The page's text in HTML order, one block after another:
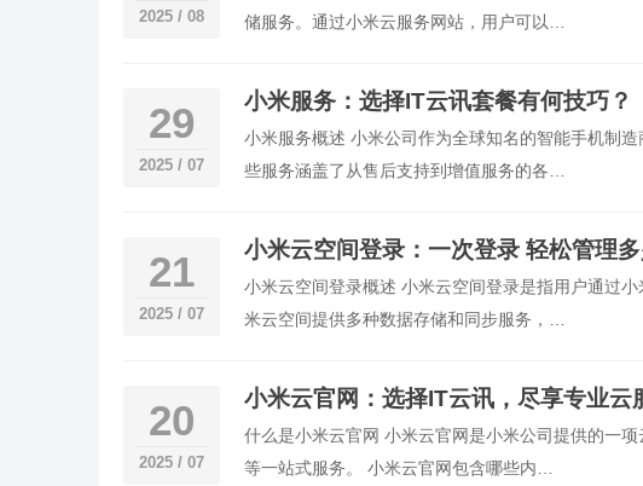
2025 / 08
储服务。通过小米云服务网站，用户可以…
29
2025 / 07
小米服务：选择IT云讯套餐有何技巧？
小米服务概述 小米公司作为全球知名的智能手机制
些服务涵盖了从售后支持到增值服务的各…
21
2025 / 07
小米云空间登录：一次登录 轻松管理
小米云空间登录概述 小米云空间登录是指用户通过
米云空间提供多种数据存储和同步服务，…
20
2025 / 07
小米云官网：选择IT云讯，尽享专业云
什么是小米云官网 小米云官网是小米公司提供的一
等一站式服务。 小米云官网包含哪些内…